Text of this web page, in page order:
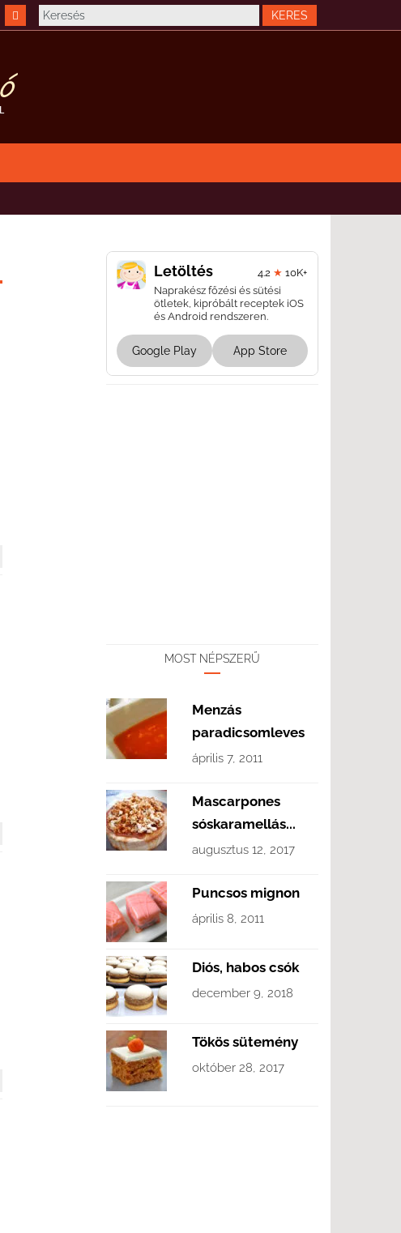
Letöltés 4.2 ★ 10K+
Naprakész főzési és sütési
ötletek, kipróbált receptek iOS
és Android rendszeren.
Google Play App Store
MOST NÉPSZERŰ
Menzás
paradicsomleves
április 7, 2011
Mascarpones
sóskaramellás...
augusztus 12, 2017
Puncsos mignon
április 8, 2011
Diós, habos csók
december 9, 2018
Tökös sütemény
október 28, 2017